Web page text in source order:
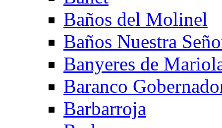
Baños del Molinel
Baños Nuestra
Banyeres de
Baranco
Barbarroja